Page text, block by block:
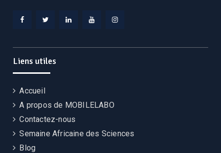
Liens utiles
Accueil
A propos de MOBILELABO
Contactez-nous
Semaine Africaine des Sciences
Blog